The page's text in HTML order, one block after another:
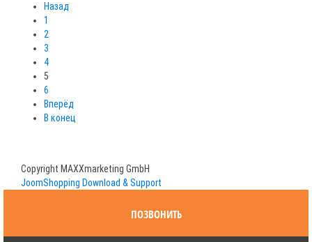
Назад
1
2
3
4
5
6
Вперёд
В конец
Copyright MAXXmarketing GmbH
JoomShopping Download & Support
ПОЗВОНИТЬ